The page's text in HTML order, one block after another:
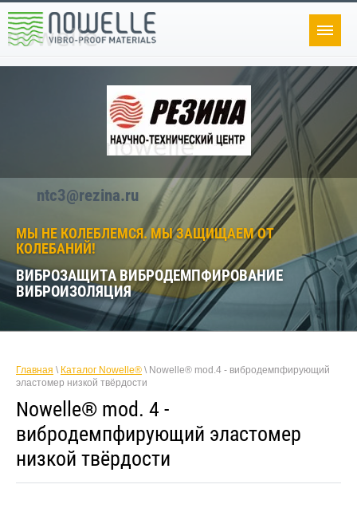
ntc3@rezina.ru
МЫ НЕ КОЛЕБЛЕМСЯ. МЫ ЗАЩИЩАЕМ ОТ
КОЛЕБАНИЙ!
ВИБРОЗАЩИТА ВИБРОДЕМПФИРОВАНИЕ
ВИБРОИЗОЛЯЦИЯ
Главная \ Каталог Nowelle® \ Nowelle® mod.4 - вибродемпфирующий
эластомер низкой твёрдости
Nowelle® mod. 4 -
вибродемпфирующий эластомер
низкой твёрдости